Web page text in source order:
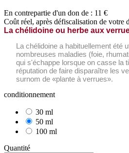
En contrepartie d'un don de : 11 €
Coût réel, après défiscalisation de votre
La chélidoine ou herbe aux
La chélidoine a habituellement été
nombreuses maladies (foie,
qui s'échappe lorsque on casse la
réputation de faire disparaître les
surnom de «plante à verrues».
conditionnement
30 ml
50 ml
100 ml
Quantité